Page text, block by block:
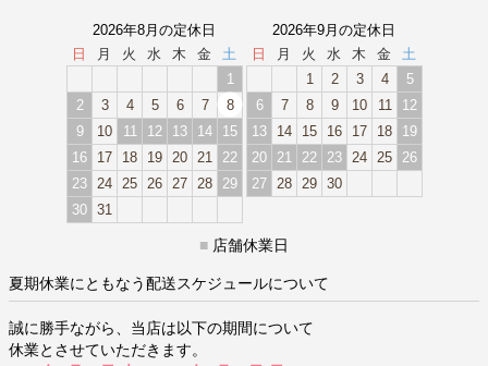
2026年8月の定休日
日
月 火 水 木 金
土
1
2
3 4 5 6 7
8
9
10 11 12 13 14
15
16
17 18 19 20 21
22
23
24 25 26 27 28
29
30 31
2026年9月の定休日
日
月 火 水 木 金
土
1
2 3 4
5
6
7 8 9 10 11
12
13
14 15 16 17 18
19
20
21 22 23 24 25
26
27
28 29 30
■ 店舗休業日
夏期休業にともなう配送スケジュールについて
誠に勝手ながら、当店は以下の期間について
休業とさせていただきます。